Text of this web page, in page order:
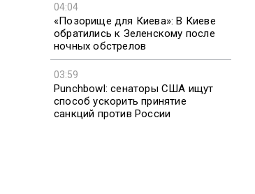
04:04
«Позорище для Киева»: В Киеве
обратились к Зеленскому после
ночных обстрелов
03:59
Punchbowl: сенаторы США ищут
способ ускорить принятие
санкций против России